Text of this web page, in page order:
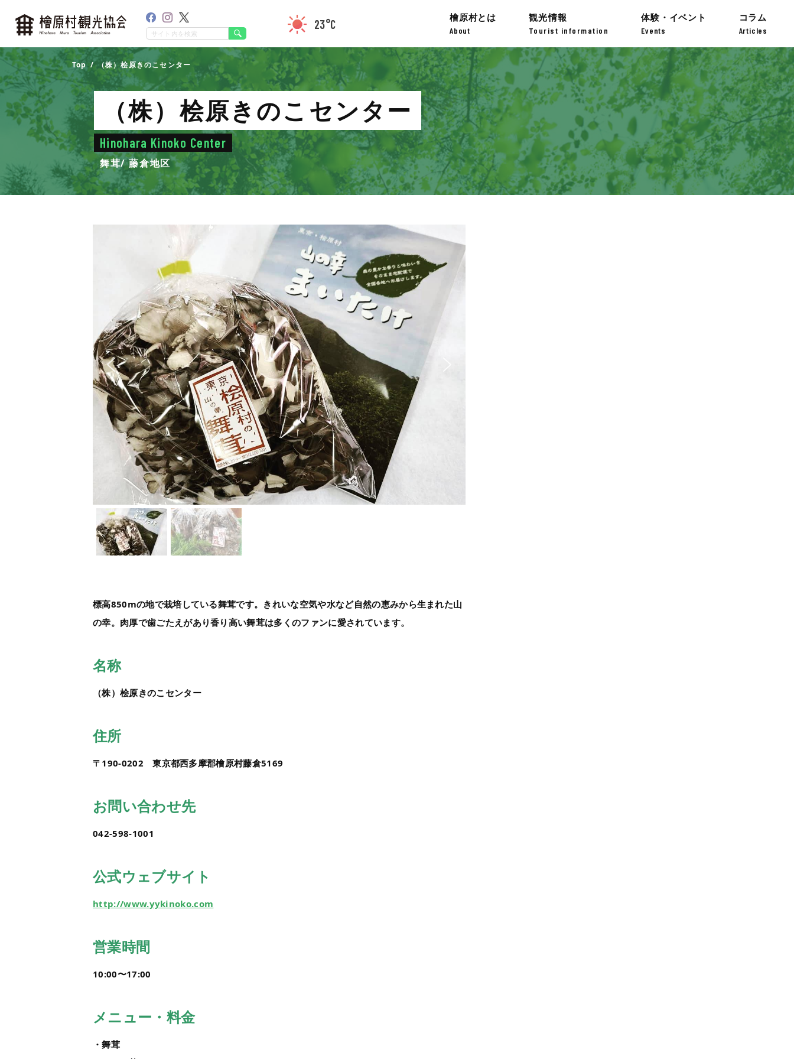
23°C
檜原村とは
About
観光情報
Tourist information
体験・イベント
Events
コラム
Articles
Top （株）桧原きのこセンター
（株）桧原きのこセンター
Hinohara Kinoko Center
舞茸 藤倉地区
標高850mの地で栽培している舞茸です。きれいな空気や水など自然の恵みから生まれた山
の幸。肉厚で歯ごたえがあり香り高い舞茸は多くのファンに愛されています。
名称
（株）桧原きのこセンター
住所
〒190-0202 東京都西多摩郡檜原村藤倉5169
お問い合わせ先
042-598-1001
公式ウェブサイト
http://www.yykinoko.com
営業時間
10:00〜17:00
メニュー・料金
・舞茸